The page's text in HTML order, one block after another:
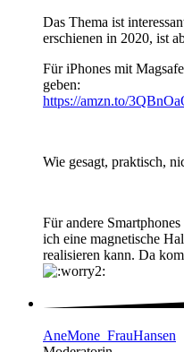
Das Thema ist
erschienen in 2020, ist
Für iPhones mit
geben:
https://amzn.to/
Wie gesagt, praktisch,
Für andere
ich eine magnetische
realisieren kann. Da
AneMone_FrauHansen